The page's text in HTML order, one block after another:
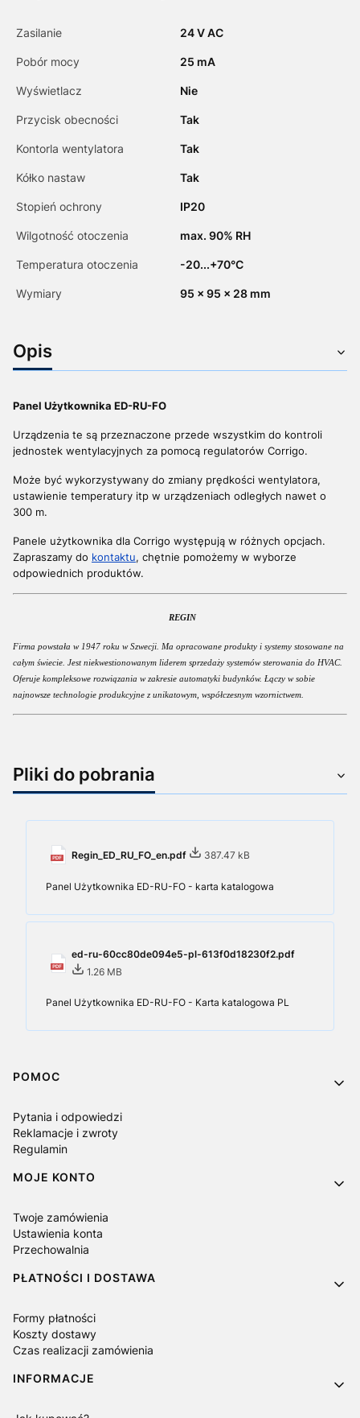
Zasilanie 24 V AC
Pobór mocy 25 mA
Wyświetlacz Nie
Przycisk obecności Tak
Kontorla wentylatora Tak
Kółko nastaw Tak
Stopień ochrony IP20
Wilgotność otoczenia max. 90% RH
Temperatura otoczenia -20...+70°C
Wymiary 95 x 95 x 28 mm
Opis
Panel Użytkownika ED-RU-FO
Urządzenia te są przeznaczone przede wszystkim do kontroli
jednostek wentylacyjnych za pomocą regulatorów Corrigo.
Może być wykorzystywany do zmiany prędkości wentylatora,
ustawienie temperatury itp w urządzeniach odległych nawet o
300 m.
Panele użytkownika dla Corrigo występują w różnych opcjach.
Zapraszamy do kontaktu, chętnie pomożemy w wyborze
odpowiednich produktów.
REGIN
Firma powstała w 1947 roku w Szwecji. Ma opracowane produkty i systemy stosowane na
całym świecie. Jest niekwestionowanym liderem sprzedaży systemów sterowania do HVAC.
Oferuje kompleksowe rozwiązania w zakresie automatyki budynków. Łączy w sobie
najnowsze technologie produkcyjne z unikatowym, współczesnym wzornictwem.
Pliki do pobrania
Regin_ED_RU_FO_en.pdf 387.47 kB
Panel Użytkownika ED-RU-FO - karta katalogowa
ed-ru-60cc80de094e5-pl-613f0d18230f2.pdf
1.26 MB
Panel Użytkownika ED-RU-FO - Karta katalogowa PL
Linki w stopce
POMOC
Pytania i odpowiedzi
Reklamacje i zwroty
Regulamin
MOJE KONTO
Twoje zamówienia
Ustawienia konta
Przechowalnia
PŁATNOŚCI I DOSTAWA
Formy płatności
Koszty dostawy
Czas realizacji zamówienia
INFORMACJE